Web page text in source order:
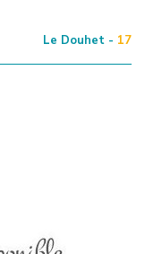
Le Douhet - 17